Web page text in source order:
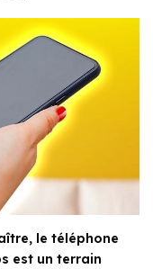
le téléphone
est un terrain